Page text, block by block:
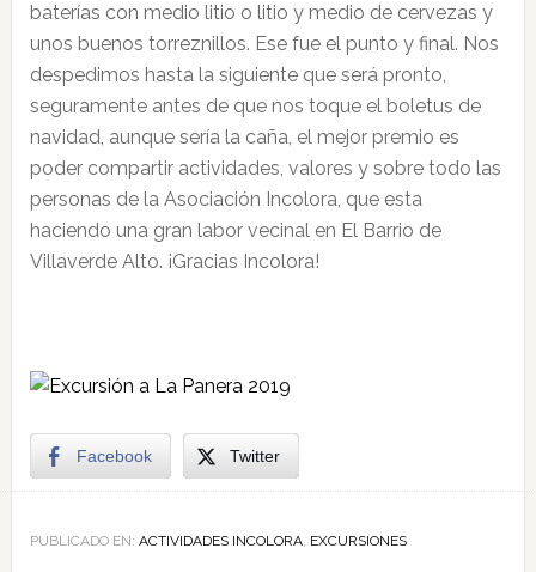
baterías con medio litio o litio y medio de cervezas y
unos buenos torreznillos. Ese fue el punto y final. Nos
despedimos hasta la siguiente que será pronto,
seguramente antes de que nos toque el boletus de
navidad, aunque sería la caña, el mejor premio es
poder compartir actividades, valores y sobre todo las
personas de la Asociación Incolora, que esta
haciendo una gran labor vecinal en El Barrio de
Villaverde Alto. ¡Gracias Incolora!
Facebook Twitter
PUBLICADO EN: ACTIVIDADES INCOLORA, EXCURSIONES